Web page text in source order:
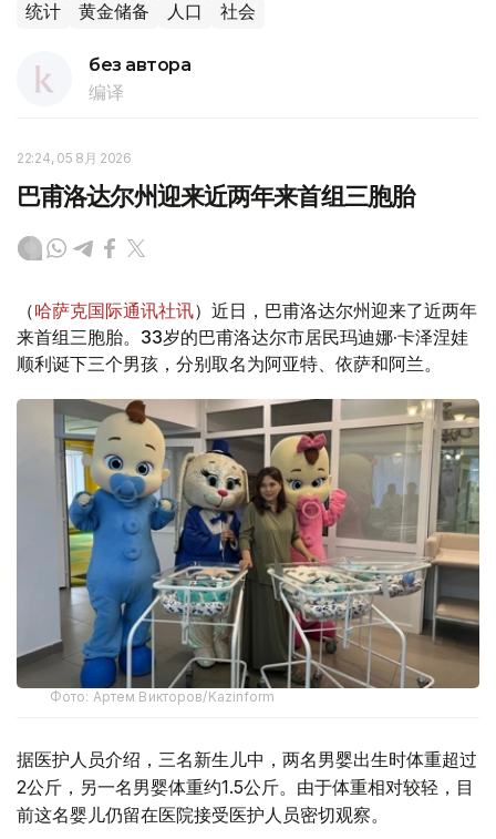
统计 黄金储备 人口 社会
без автора
编译
22:24, 05 8月 2026
巴甫洛达尔州迎来近两年来首组三胞胎
（哈萨克国际通讯社讯）近日，巴甫洛达尔州迎来了近两年
来首组三胞胎。33岁的巴甫洛达尔市居民玛迪娜·卡泽涅娃
顺利诞下三个男孩，分别取名为阿亚特、依萨和阿兰。
Фото: Артем Викторов/Kazinform
据医护人员介绍，三名新生儿中，两名男婴出生时体重超过
2公斤，另一名男婴体重约1.5公斤。由于体重相对较轻，目
前这名婴儿仍留在医院接受医护人员密切观察。